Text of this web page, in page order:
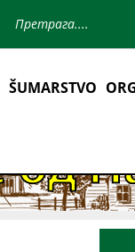
ŠUMARSTVO